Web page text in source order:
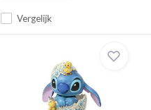
Vergelijk